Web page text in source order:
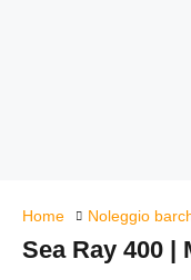
Home Noleggio
Sea Ray 400 |